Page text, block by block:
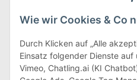
Wie wir Cookies & Co
Durch Klicken auf „Alle
Einsatz folgender Dienste auf
Vimeo, Chatling.ai (KI
Wir versenden mit